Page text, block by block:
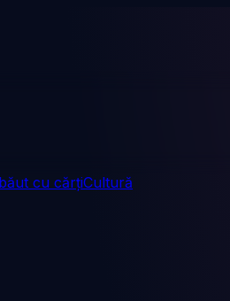
cu cărțiCultură